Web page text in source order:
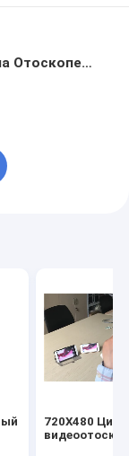
Отоскопе
720X480